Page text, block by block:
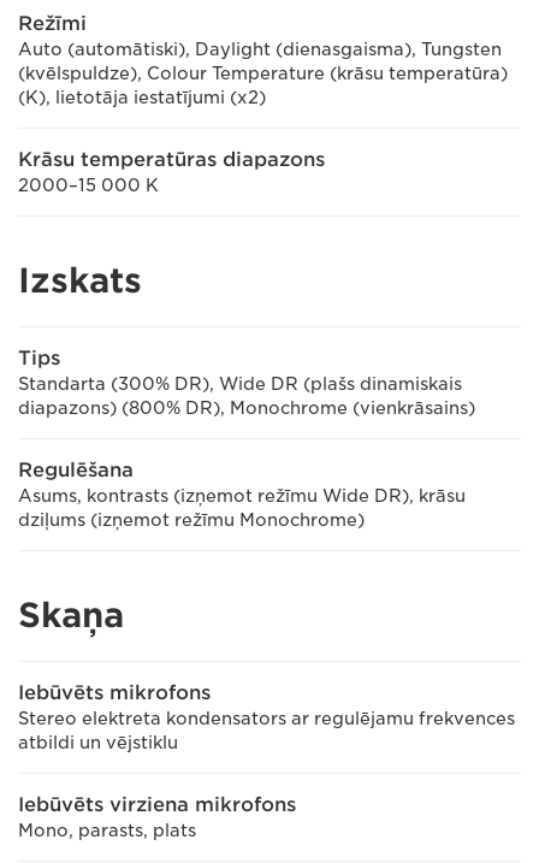
Režīmi
Auto (automātiski), Daylight (dienasgaisma), Tungsten
(kvēlspuldze), Colour Temperature (krāsu temperatūra)
(K), lietotāja iestatījumi (x2)
Krāsu temperatūras diapazons
2000–15 000 K
Izskats
Tips
Standarta (300% DR), Wide DR (plašs dinamiskais
diapazons) (800% DR), Monochrome (vienkrāsains)
Regulēšana
Asums, kontrasts (izņemot režīmu Wide DR), krāsu
dziļums (izņemot režīmu Monochrome)
Skaņa
Iebūvēts mikrofons
Stereo elektreta kondensators ar regulējamu frekvences
atbildi un vējstiklu
Iebūvēts virziena mikrofons
Mono, parasts, plats